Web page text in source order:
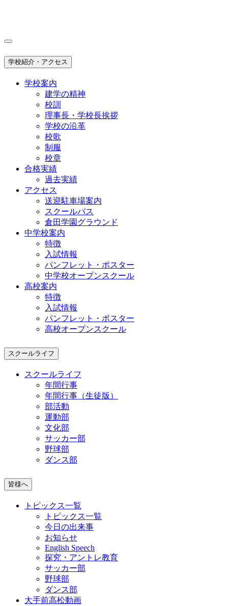
学校紹介・アクセス
学校案内
建学の精神
校訓
理事長・学校長挨拶
学校の沿革
校歌
制服
校章
合格実績
過去実績
アクセス
送迎駐車場案内
スクールバス
倉田学園グラウンド
中学校案内
特徴
入試情報
パンフレット・ポスター
中学校オープンスクール
高校案内
特徴
入試情報
パンフレット・ポスター
高校オープンスクール
スクールライフ
スクールライフ
年間行事
年間行事（生徒版）
部活動
運動部
文化部
サッカー部
野球部
ダンス部
皆様へ
トピックス一覧
トピックス一覧
今日の出来事
お知らせ
English Speech
探究・アントレ教育
サッカー部
野球部
ダンス部
大手前高松動画